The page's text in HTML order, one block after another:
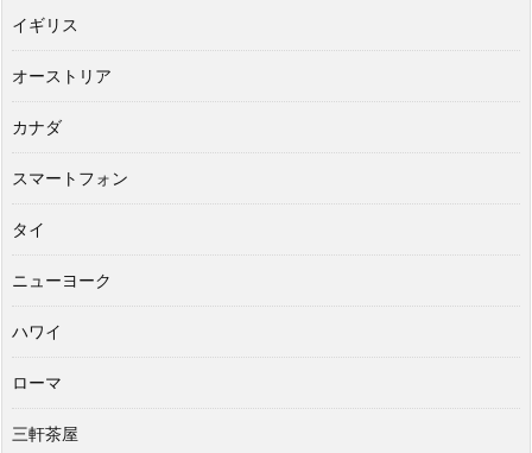
イギリス
オーストリア
カナダ
スマートフォン
タイ
ニューヨーク
ハワイ
ローマ
三軒茶屋